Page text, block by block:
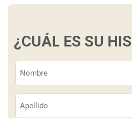
¿CUÁL ES SU
(Obligatorio)